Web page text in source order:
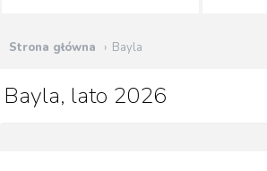
Strona główna Bayla
Bayla, lato 2026